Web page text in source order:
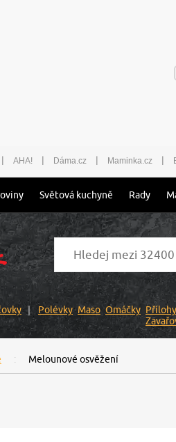
| AHA! | Dáma.cz | Maminka.cz |
Světová kuchyně Rady
Polévky Maso Omáčky Přílohy
Melounové osvěžení